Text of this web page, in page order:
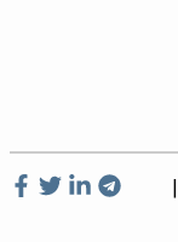
|